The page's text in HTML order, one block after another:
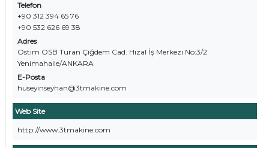
Telefon
+90 312 394 65 76
+90 532 626 69 38
Adres
Ostim OSB Turan Çiğdem Cad. Hızal İş Merkezi No:3/2
Yenimahalle/ANKARA
E-Posta
huseyinseyhan@3tmakine.com
Web Site
http://www.3tmakine.com